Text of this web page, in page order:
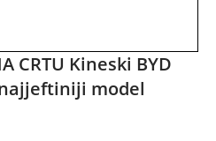
CRTU Kineski BYD
model